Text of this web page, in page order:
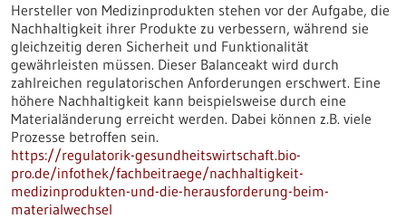
Hersteller von Medizinprodukten stehen vor der Aufgabe, die
Nachhaltigkeit ihrer Produkte zu verbessern, während sie
gleichzeitig deren Sicherheit und Funktionalität
gewährleisten müssen. Dieser Balanceakt wird durch
zahlreichen regulatorischen Anforderungen erschwert. Eine
höhere Nachhaltigkeit kann beispielsweise durch eine
Materialänderung erreicht werden. Dabei können z.B. viele
Prozesse betroffen sein.
https://regulatorik-gesundheitswirtschaft.bio-
pro.de/infothek/fachbeitraege/nachhaltigkeit-
medizinprodukten-und-die-herausforderung-beim-
materialwechsel